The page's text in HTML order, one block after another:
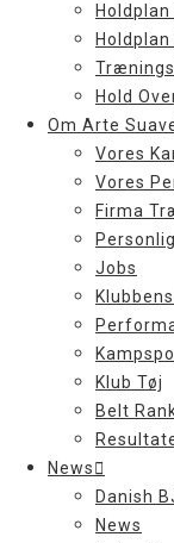
Hold
Om Arte
Vores
Vores
Firma
Jobs
Klub Tøj
Belt
News
Danish
News